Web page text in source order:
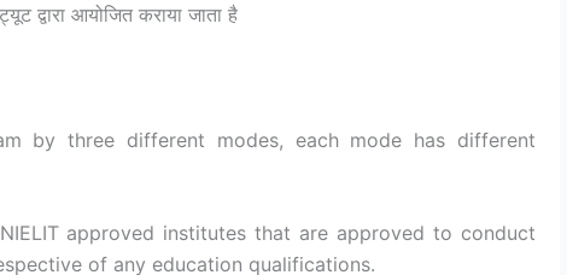
द्वारा आयोजित कराया जाता है
by three different modes, each mode has different
approved institutes that are approved to conduct
of any education qualifications.